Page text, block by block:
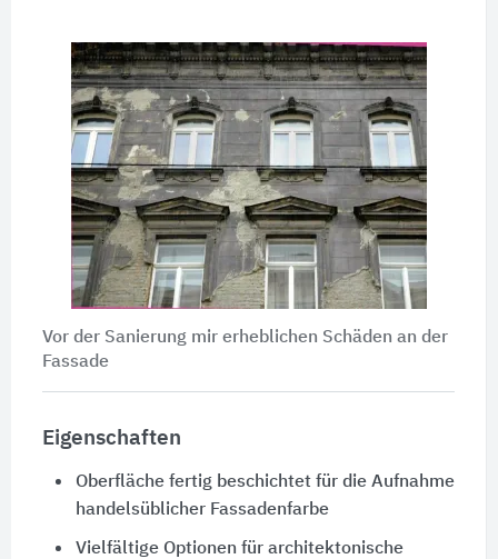
Vor der Sanierung mir erheblichen Schäden an der
Fassade
Eigenschaften
Oberfläche fertig beschichtet für die Aufnahme
handelsüblicher Fassadenfarbe
Vielfältige Optionen für architektonische